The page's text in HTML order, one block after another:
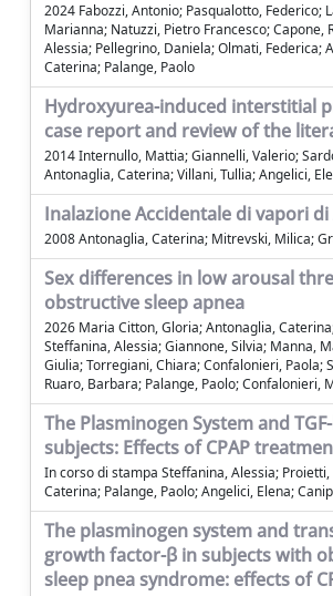
2024 Fabozzi, Antonio; Pasqualotto, Federico;
Marianna; Natuzzi, Pietro Francesco; Capone,
Alessia; Pellegrino, Daniela; Olmati, Federica;
Caterina; Palange, Paolo
Hydroxyurea-induced interstitial
case report and review of the
2014 Internullo, Mattia; Giannelli, Valerio;
Antonaglia, Caterina; Villani, Tullia; Angelici,
Inalazione Accidentale di vapori
2008 Antonaglia, Caterina; Mitrevski, Milica;
Sex differences in low arousal
obstructive sleep apnea
2026 Maria Citton, Gloria; Antonaglia,
Steffanina, Alessia; Giannone, Silvia; Manna,
Giulia; Torregiani, Chiara; Confalonieri, Paola;
Ruaro, Barbara; Palange, Paolo; Confalonieri,
The Plasminogen System and
subjects: Effects of CPAP
In corso di stampa Steffanina, Alessia;
Caterina; Palange, Paolo; Angelici, Elena;
The plasminogen system and
growth factor-β in subjects with
sleep pnea syndrome: effects of